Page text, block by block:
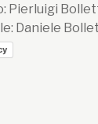
Pierluigi
Daniele